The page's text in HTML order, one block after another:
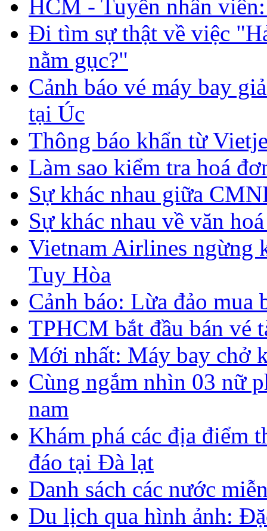
HCM - Tuyển nhân
Đi tìm sự thật về việc
nằm gục?"
Cảnh báo vé máy bay
tại Úc
Thông báo khẩn từ
Làm sao kiểm tra hoá
Sự khác nhau giữa
Sự khác nhau về văn
Vietnam Airlines ngừng
Tuy Hòa
Cảnh báo: Lừa đảo mua
TPHCM bắt đầu bán vé
Mới nhất: Máy bay chở
Cùng ngắm nhìn 03 nữ
nam
Khám phá các địa điểm
đáo tại Đà lạt
Danh sách các nước
Du lịch qua hình ảnh: